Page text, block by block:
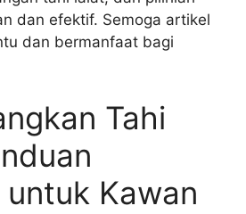
dan efektif. Semoga artikel
dan bermanfaat bagi
Tahi
Kawan